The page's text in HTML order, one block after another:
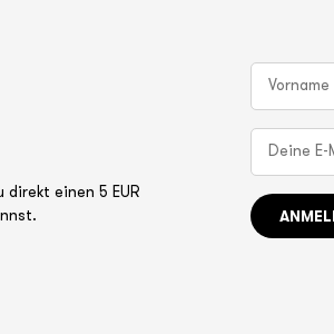
direkt einen 5 EUR